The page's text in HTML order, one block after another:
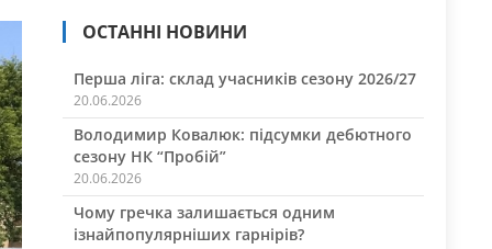
ОСТАННІ НОВИНИ
Перша ліга: склад учасників сезону 2026/27
20.06.2026
Володимир Ковалюк: підсумки дебютного
сезону НК “Пробій”
20.06.2026
Чому гречка залишається одним
ізнайпопулярніших гарнірів?